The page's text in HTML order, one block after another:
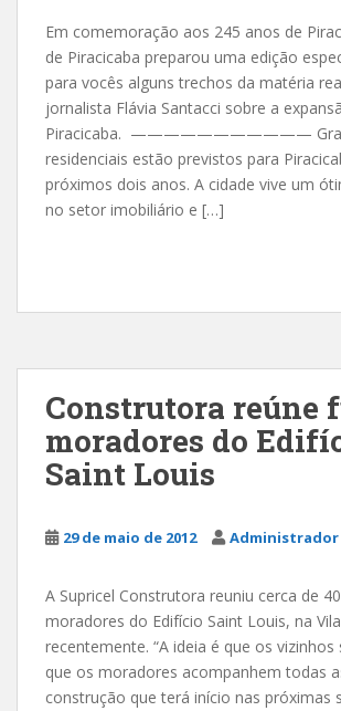
Em comemoração aos 245 anos de
de Piracicaba preparou uma edição
para vocês alguns trechos da matéria
jornalista Flávia Santacci sobre a
Piracicaba. ———————————
residenciais estão previstos para
próximos dois anos. A cidade vive um
no setor imobiliário e […]
Construtora reúne
moradores do
Saint Louis
29 de maio de 2012 Administrador
A Supricel Construtora reuniu cerca de
moradores do Edifício Saint Louis, na
recentemente. “A ideia é que os vizinhos
que os moradores acompanhem todas
construção que terá início nas próximas